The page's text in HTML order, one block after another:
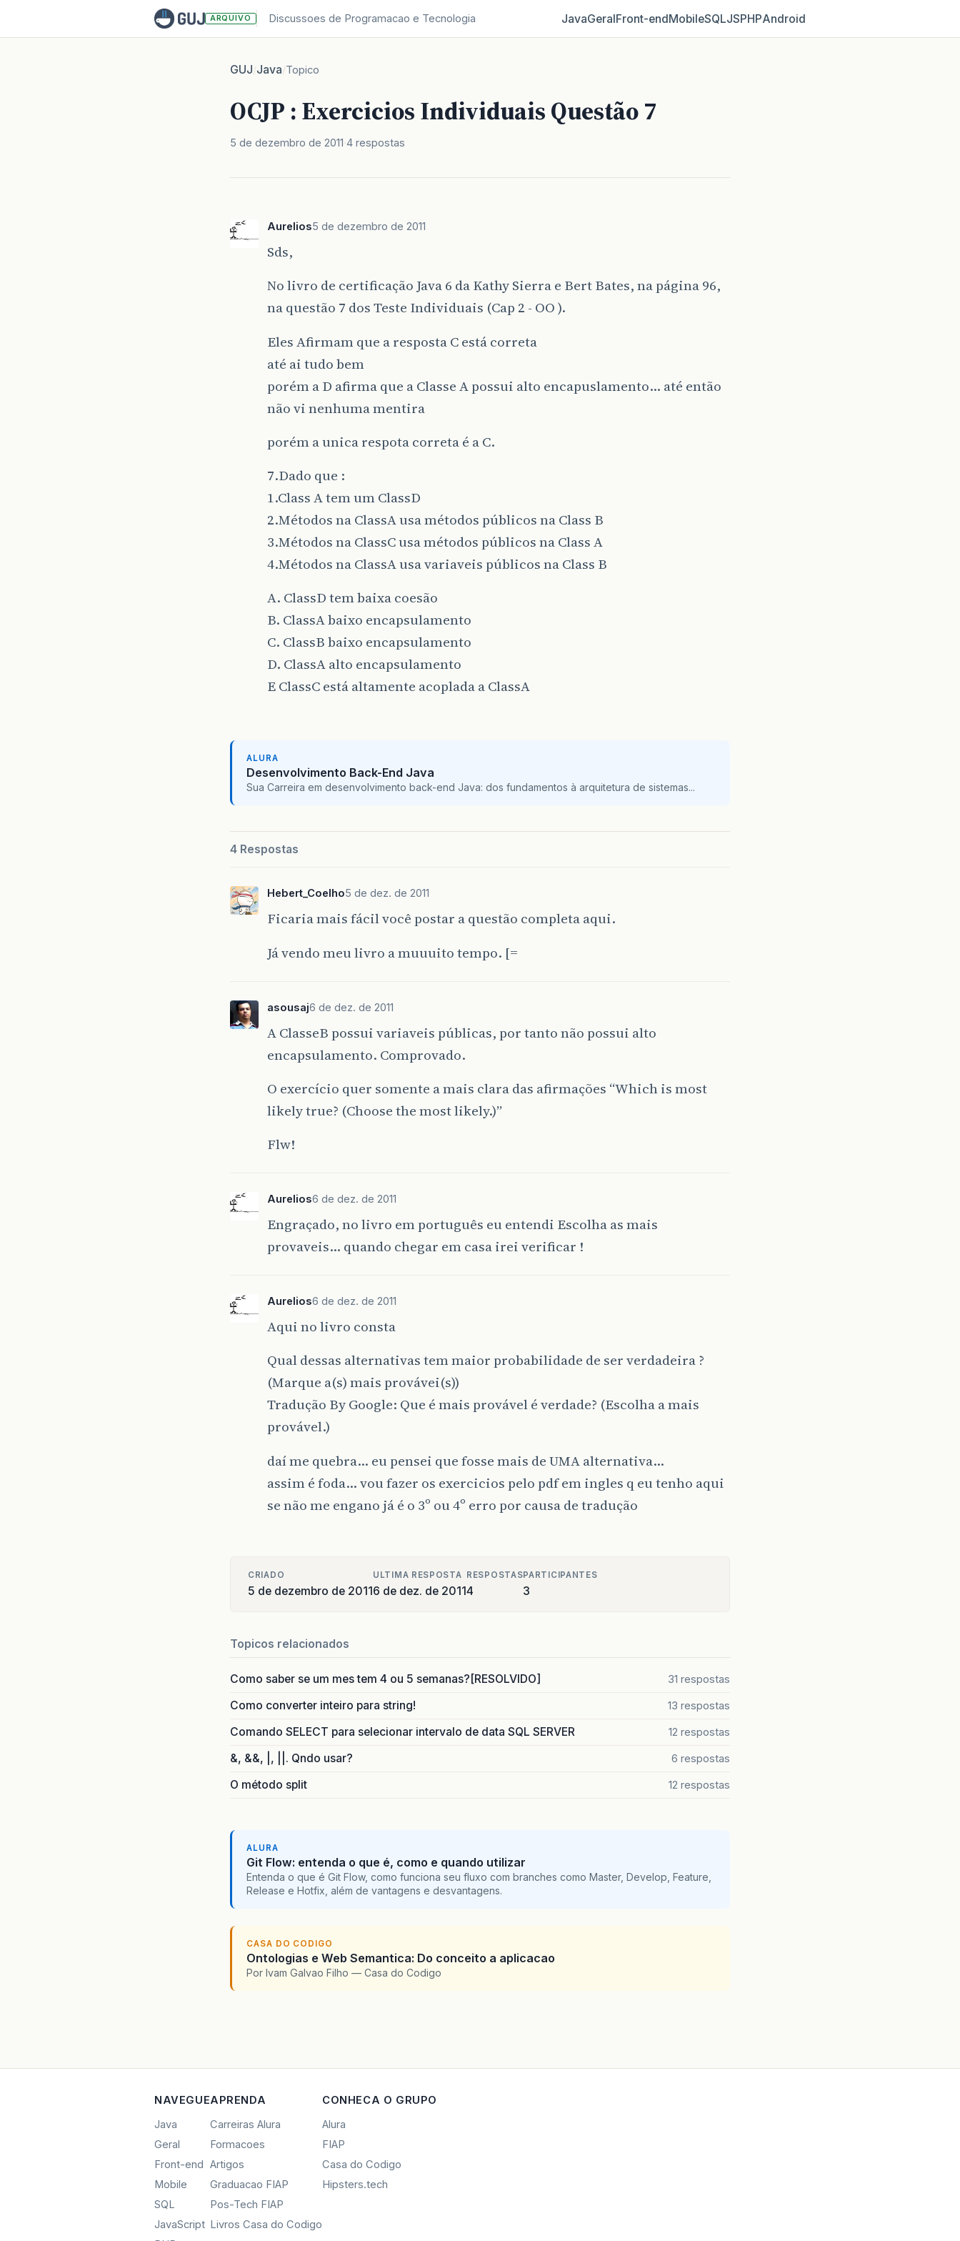
ARQUIVO Discussoes de Programacao e Tecnologia JavaGeralFront‑endMobileSQLJSPHPAndroid
GUJ/Java/Topico
OCJP : Exercicios Individuais Questão 7
5 de dezembro de 2011 4 respostas
Aurelios5 de dezembro de 2011
Sds,
No livro de certificação Java 6 da Kathy Sierra e Bert Bates, na página 96,
na questão 7 dos Teste Individuais (Cap 2 - OO ).
Eles Afirmam que a resposta C está correta
até ai tudo bem
porém a D afirma que a Classe A possui alto encapuslamento… até então
não vi nenhuma mentira
porém a unica respota correta é a C.
7.Dado que :
1.Class A tem um ClassD
2.Métodos na ClassA usa métodos públicos na Class B
3.Métodos na ClassC usa métodos públicos na Class A
4.Métodos na ClassA usa variaveis públicos na Class B
A. ClassD tem baixa coesão
B. ClassA baixo encapsulamento
C. ClassB baixo encapsulamento
D. ClassA alto encapsulamento
E ClassC está altamente acoplada a ClassA
ALURA
Desenvolvimento Back-End Java
Sua Carreira em desenvolvimento back-end Java: dos fundamentos à arquitetura de sistemas...
4 Respostas
Hebert_Coelho5 de dez. de 2011
Ficaria mais fácil você postar a questão completa aqui.
Já vendo meu livro a muuuito tempo. [=
asousaj6 de dez. de 2011
A ClasseB possui variaveis públicas, por tanto não possui alto
encapsulamento. Comprovado.
O exercício quer somente a mais clara das afirmações “Which is most
likely true? (Choose the most likely.)”
Flw!
Aurelios6 de dez. de 2011
Engraçado, no livro em português eu entendi Escolha as mais
provaveis… quando chegar em casa irei verificar !
Aurelios6 de dez. de 2011
Aqui no livro consta
Qual dessas alternativas tem maior probabilidade de ser verdadeira ?
(Marque a(s) mais provávei(s))
Tradução By Google: Que é mais provável é verdade? (Escolha a mais
provável.)
daí me quebra… eu pensei que fosse mais de UMA alternativa…
assim é foda… vou fazer os exercicios pelo pdf em ingles q eu tenho aqui
se não me engano já é o 3º ou 4º erro por causa de tradução
CRIADO
5 de dezembro de 2011
ULTIMA RESPOSTA
6 de dez. de 2011
RESPOSTAS
4
PARTICIPANTES
3
Topicos relacionados
Como saber se um mes tem 4 ou 5 semanas?[RESOLVIDO] 31 respostas
Como converter inteiro para string! 13 respostas
Comando SELECT para selecionar intervalo de data SQL SERVER 12 respostas
&, &&, |, ||. Qndo usar? 6 respostas
O método split 12 respostas
ALURA
Git Flow: entenda o que é, como e quando utilizar
Entenda o que é Git Flow, como funciona seu fluxo com branches como Master, Develop, Feature,
Release e Hotfix, além de vantagens e desvantagens.
CASA DO CODIGO
Ontologias e Web Semantica: Do conceito a aplicacao
Por Ivam Galvao Filho — Casa do Codigo
NAVEGUE
Java
Geral
Front-end
Mobile
SQL
JavaScript
APRENDA
Carreiras Alura
Formacoes
Artigos
Graduacao FIAP
Pos-Tech FIAP
Livros Casa do Codigo
CONHECA O GRUPO
Alura
FIAP
Casa do Codigo
Hipsters.tech